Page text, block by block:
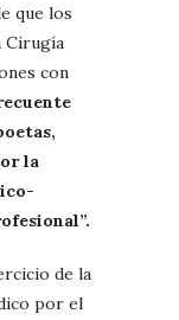
que los
Cirugía
con
la
de la
por el